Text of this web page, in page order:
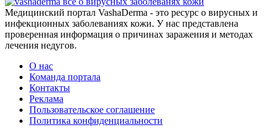
Медицинский портал VashaDerma - это ресурс о вирусных и
инфекционных заболеваниях кожи. У нас представлена
проверенная информация о причинах заражения и методах
лечения недугов.
О нас
Команда портала
Контакты
Реклама
Пользовательское соглашение
Политика конфиденциальности